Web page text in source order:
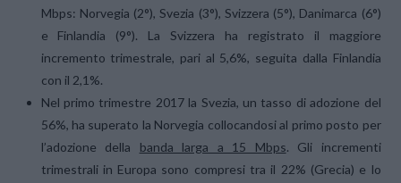
Mbps: Norvegia (2°), Svezia (3°), Svizzera (5°), Danimarca (6°)
e Finlandia (9°). La Svizzera ha registrato il maggiore
incremento trimestrale, pari al 5,6%, seguita dalla Finlandia
con il 2,1%.
Nel primo trimestre 2017 la Svezia, un tasso di adozione del
56%, ha superato la Norvegia collocandosi al primo posto per
l’adozione della banda larga a 15 Mbps. Gli incrementi
trimestrali in Europa sono compresi tra il 22% (Grecia) e lo